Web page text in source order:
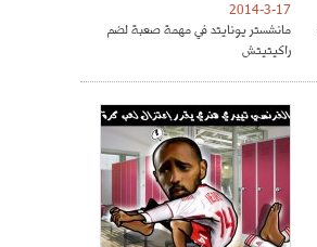
2014-3-17
مانشستر يونايتد في مهمة صعبة لضم
راكيتيتش